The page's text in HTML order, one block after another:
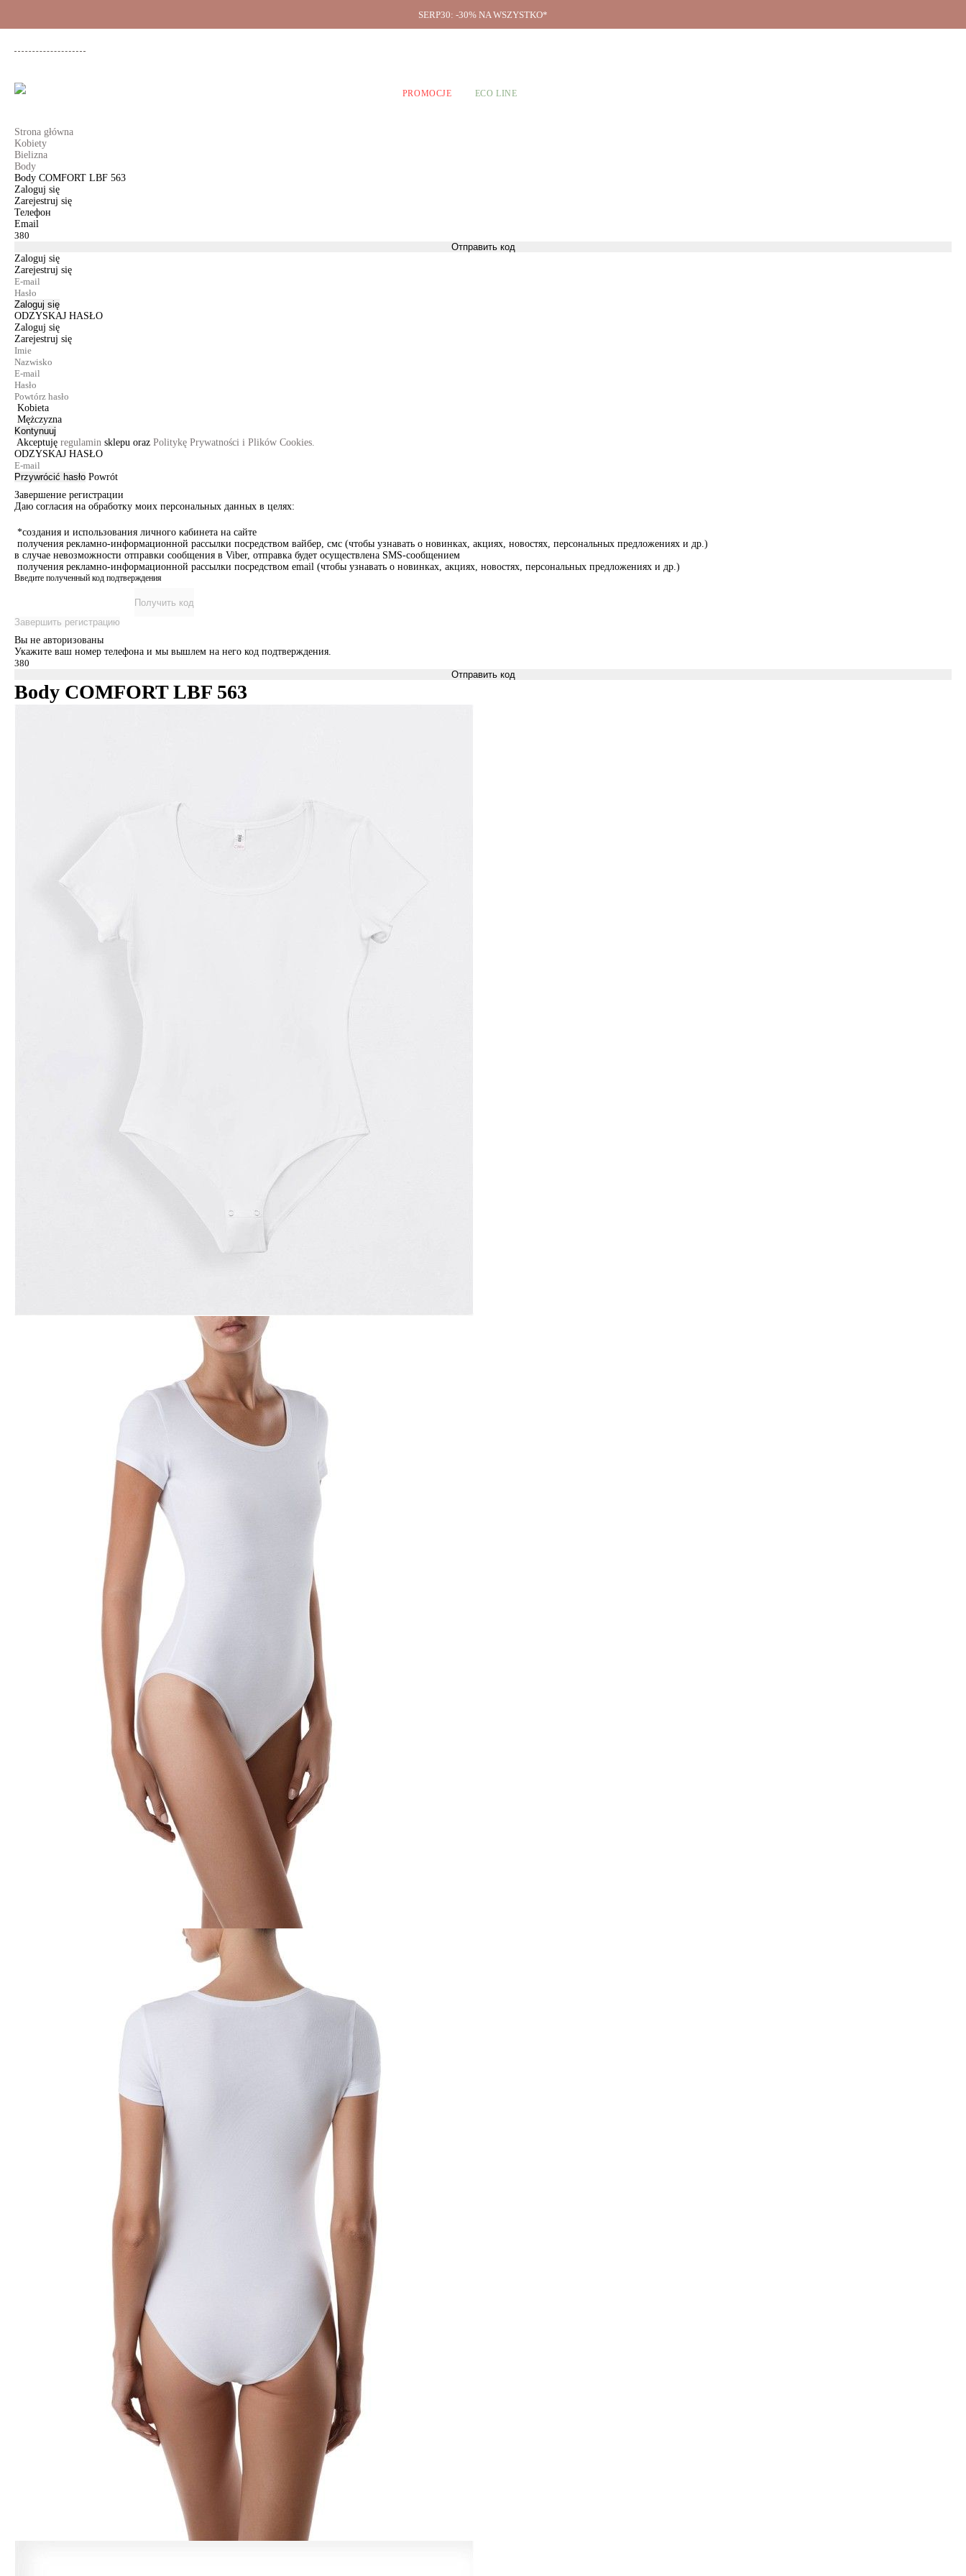
SERP30: -30% NA WSZYSTKO*
PROMOCJE ECO LINE
Strona główna
Kobiety
Bielizna
Body
Body COMFORT LBF 563
Zaloguj się
Zarejestruj się
Телефон
Email
Отправить код
Zaloguj się
Zarejestruj się
Zaloguj się
ODZYSKAJ HASŁO
Zaloguj się
Zarejestruj się
Kobieta
Mężczyzna
Kontynuuj
Akceptuję regulamin sklepu oraz Politykę Prywatności i Plików Cookies.
ODZYSKAJ HASŁO
Przywrócić hasło Powrót
Завершение регистрации
Даю согласия на обработку моих персональных данных в целях:
*создания и использования личного кабинета на сайте
получения рекламно-информационной рассылки посредством вайбер, смс (чтобы узнавать о новинках, акциях, новостях, персональных предложениях и др.)
в случае невозможности отправки сообщения в Viber, отправка будет осуществлена SMS-сообщением
получения рекламно-информационной рассылки посредством email (чтобы узнавать о новинках, акциях, новостях, персональных предложениях и др.)
Введите полученный код подтверждения
Получить код
Завершить регистрацию
Вы не авторизованы
Укажите ваш номер телефона и мы вышлем на него код подтверждения.
Отправить код
Body COMFORT LBF 563